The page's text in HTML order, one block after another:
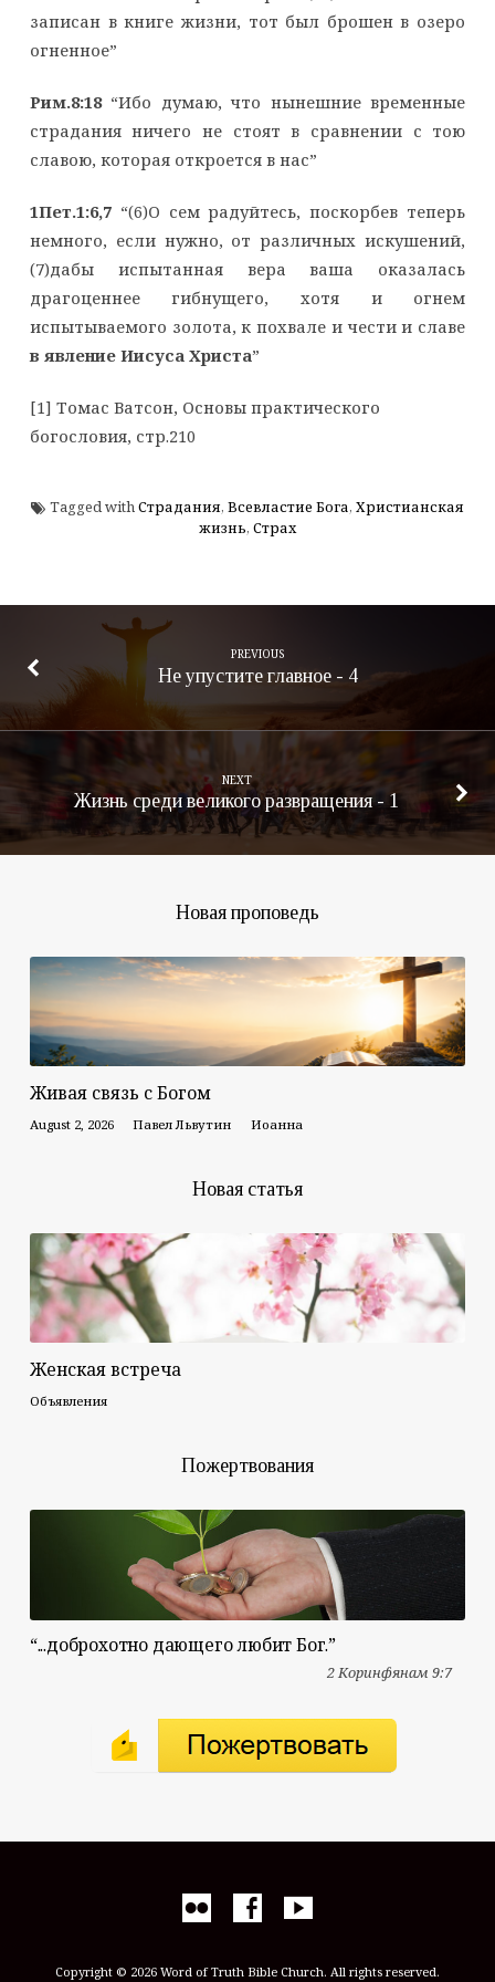
записан в книге жизни, тот был брошен в озеро
огненное”
Рим.8:18“Ибо думаю, что нынешние временные
страдания ничего не стоят в сравнении с тою
славою, которая откроется в нас”
1Пет.1:6,7“(6)О сем радуйтесь, поскорбев теперь
немного, если нужно, от различных искушений,
(7)дабы испытанная вера ваша оказалась
драгоценнее гибнущего, хотя и огнем
испытываемого золота, к похвале и чести и славе
в явление Иисуса Христа”
[1] Томас Ватсон, Основы практического
богословия, стр.210
Tagged withСтрадания, Всевластие Бога, Христианская
жизнь, Страх
PREVIOUS
Не упустите главное - 4
NEXT
Жизнь среди великого развращения - 1
Новая проповедь
Живая связь с Богом
August 2, 2026 Павел Львутин Иоанна
Новая статья
Женская встреча
Объявления
Пожертвования
“...доброхотно дающего любит Бог.”
2 Коринфянам 9:7
Copyright © 2026 Word of Truth Bible Church. All rights reserved.